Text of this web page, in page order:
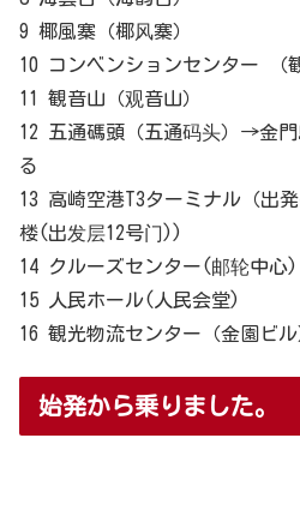
9 椰風寨（椰风寨）
10 コンベンションセンター （
11 観音山（观音山）
12 五通碼頭（五通码头）→金
る
13 高崎空港T3ターミナル（出
楼(出发层12号门))
14 クルーズセンター(邮轮中心)
15 人民ホール(人民会堂)
16 観光物流センター（金園ビル
始発から乗りました。